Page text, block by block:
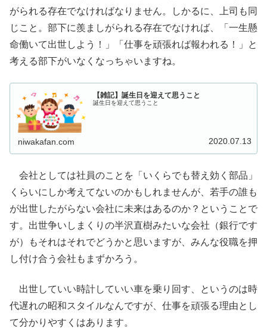
がられる存在でなければなりません。しかるに、上司も同
じこと。部下に羨ましがられる存在でなければ、「一生懸
命働いて出世しよう！」「仕事を頑張れば報われる！」と
考える部下がいなくなっちゃいますね。
【雑記】誕生日を迎えて思うこと
誕生日を迎えて思うこと
niwakafan.com 2020.07.13
会社としては社員のことを「いくらでも替え効く部品」
くらいにしか考えてないのかもしれませんが、若手の誰も
が出世したがらない会社に未来はあるのか？ということで
す。出世争いしまくりの半沢直樹みたいな会社（銀行です
が）もそれはそれでどうかと思いますが、みんな役職を押
し付け合う会社もまずかろう。
出世していい時計していい車を乗り回す、というのは時
代遅れの昭和スタイルなんですが、仕事を頑張る理由とし
て分かりやすくはあります。